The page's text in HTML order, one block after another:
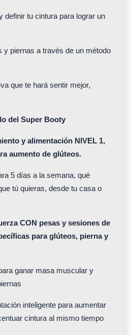
definir tu cintura para lograr un
y piernas a través de un método
que te hará sentir mejor,
del Super Booty
y alimentación NIVEL 1,
aumento de glúteos.
5 días a la semana, qué
tú quieras, desde tu casa o
CON pesas y sesiones de
para glúteos, pierna y
ganar masa muscular y
inteligente para aumentar
cintura al mismo tiempo